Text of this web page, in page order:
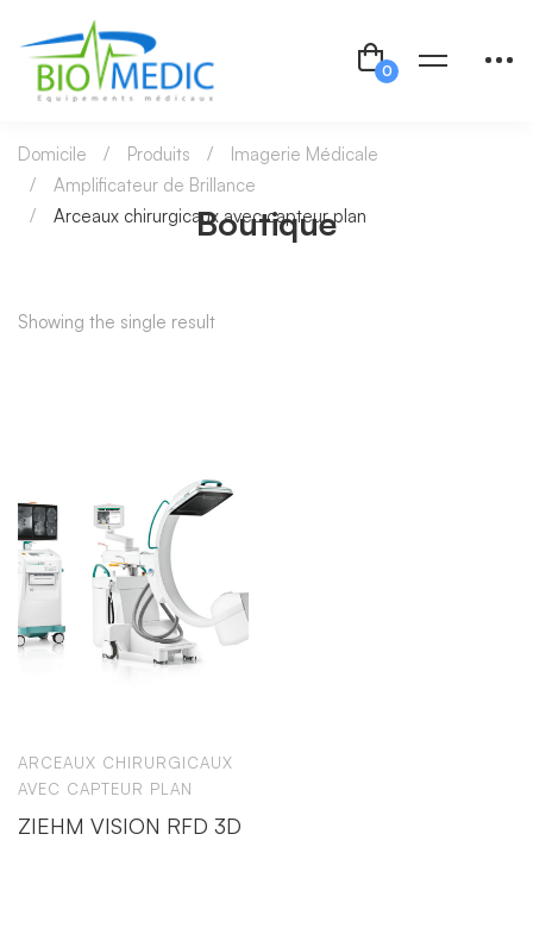
Boutique
Domicile Produits
Imagerie Médicale
Amplificateur de Brillance
Arceaux chirurgicaux avec capteur plan
Showing the single result
ARCEAUX CHIRURGICAUX
AVEC CAPTEUR PLAN
ZIEHM VISION RFD 3D